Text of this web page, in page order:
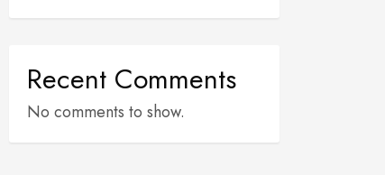
Recent Comments
No comments to show.